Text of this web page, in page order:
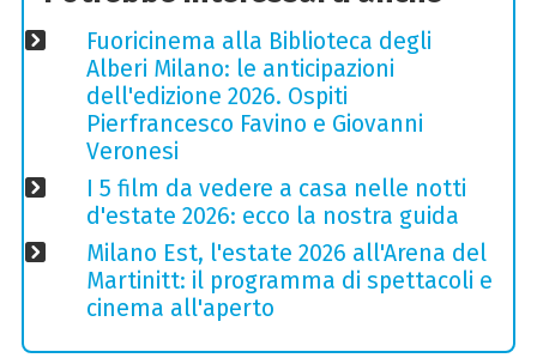
Fuoricinema alla Biblioteca degli
Alberi Milano: le anticipazioni
dell'edizione 2026. Ospiti
Pierfrancesco Favino e Giovanni
Veronesi
I 5 film da vedere a casa nelle notti
d'estate 2026: ecco la nostra guida
Milano Est, l'estate 2026 all'Arena del
Martinitt: il programma di spettacoli e
cinema all'aperto